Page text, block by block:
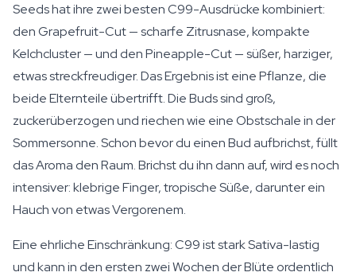
Seeds hat ihre zwei besten C99-Ausdrücke kombiniert:
den Grapefruit-Cut — scharfe Zitrusnase, kompakte
Kelchcluster — und den Pineapple-Cut — süßer, harziger,
etwas streckfreudiger. Das Ergebnis ist eine Pflanze, die
beide Elternteile übertrifft. Die Buds sind groß,
zuckerüberzogen und riechen wie eine Obstschale in der
Sommersonne. Schon bevor du einen Bud aufbrichst, füllt
das Aroma den Raum. Brichst du ihn dann auf, wird es noch
intensiver: klebrige Finger, tropische Süße, darunter ein
Hauch von etwas Vergorenem.
Eine ehrliche Einschränkung: C99 ist stark Sativa-lastig
und kann in den ersten zwei Wochen der Blüte ordentlich